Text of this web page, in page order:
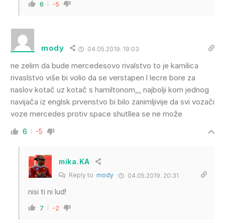
6 -5
mody 04.05.2019. 19:03
ne zelim da bude mercedesovo rivalstvo to je kamilica
rivaslstvo više bi volio da se verstapen l lecre bore za
naslov kotač uz kotač s hamiltonom,,, najbolji kom jednog
navijača iz englsk prvenstvo bi bilo zanimljivije da svi vozači
voze mercedes protiv space shutllea se ne može
6 -5
mika.KA
Reply to mody 04.05.2019. 20:31
nisi ti ni lud!
7 -2